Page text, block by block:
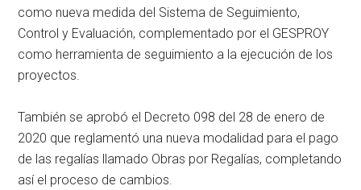
como nueva medida del Sistema de Seguimiento,
Control y Evaluación, complementado por el GESPROY
como herramienta de seguimiento a la ejecución de los
proyectos.
También se aprobó el Decreto 098 del 28 de enero de
2020 que reglamentó una nueva modalidad para el pago
de las regalías llamado Obras por Regalías, completando
así el proceso de cambios.